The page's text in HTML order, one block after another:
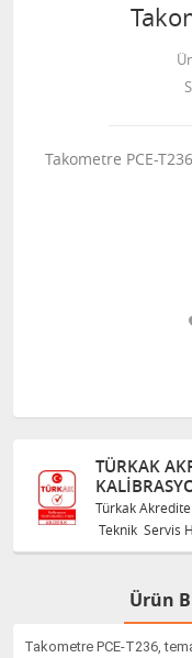
Takometre PCE-
TÜRKAK
Türkak
Teknik Servis
Ürün
Takometre PCE-T236,